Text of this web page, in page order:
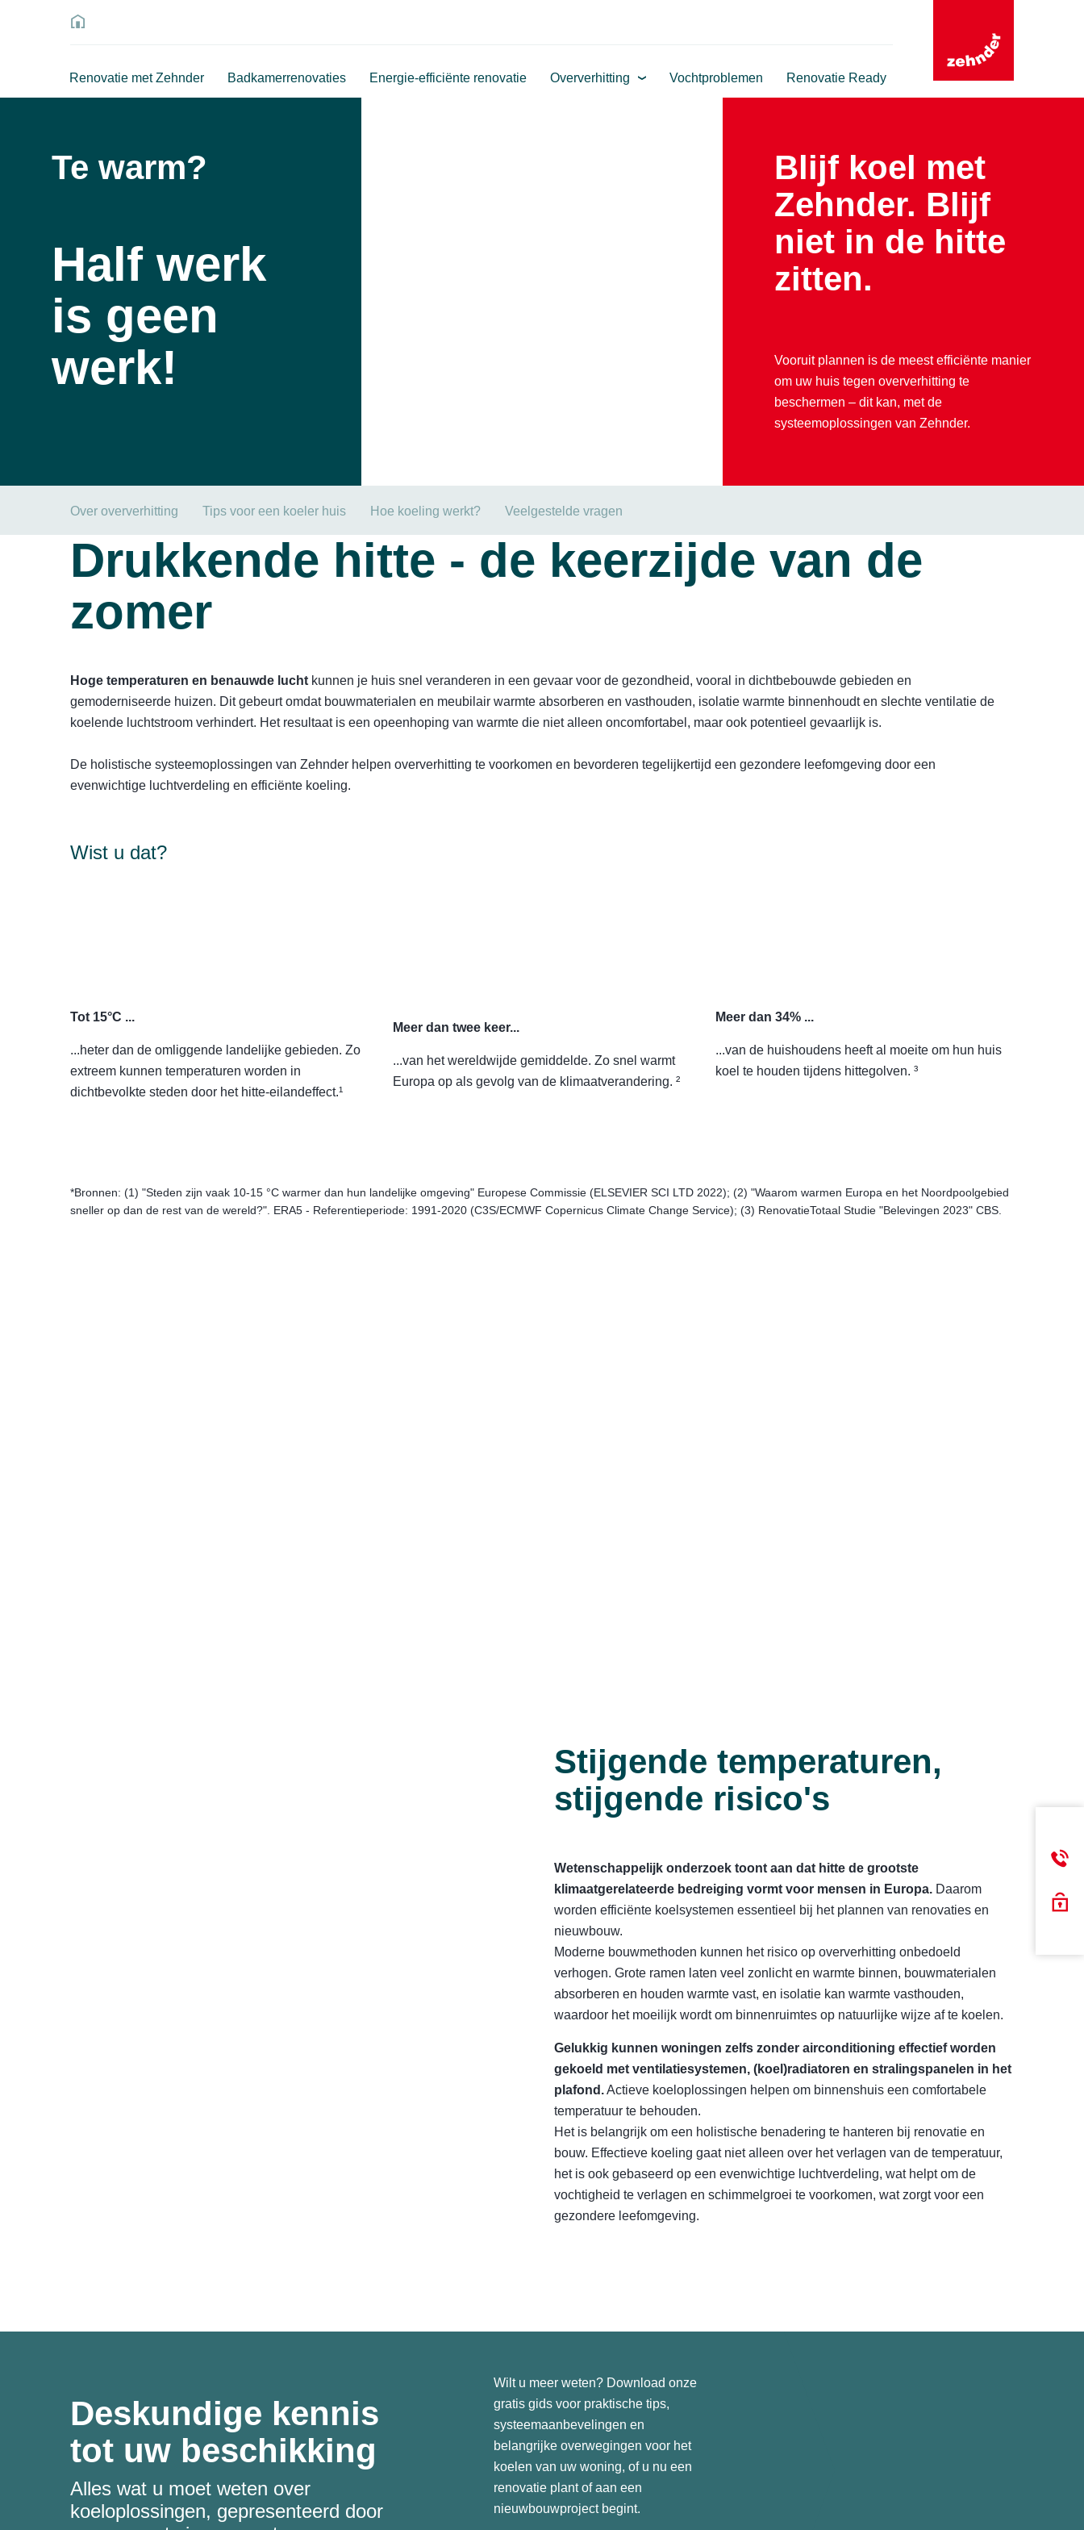
Renovatie met Zehnder Badkamerrenovaties Energie-efficiënte renovatie Oververhitting Vochtproblemen Renovatie Ready
Te warm?
Half werk
is geen
werk!
Blijf koel met
Zehnder. Blijf
niet in de hitte
zitten.
Vooruit plannen is de meest efficiënte manier
om uw huis tegen oververhitting te
beschermen – dit kan, met de
systeemoplossingen van Zehnder.
Over oververhitting Tips voor een koeler huis Hoe koeling werkt? Veelgestelde vragen
Drukkende hitte - de keerzijde van de
zomer
Hoge temperaturen en benauwde lucht kunnen je huis snel veranderen in een gevaar voor de gezondheid, vooral in dichtbebouwde gebieden en
gemoderniseerde huizen. Dit gebeurt omdat bouwmaterialen en meubilair warmte absorberen en vasthouden, isolatie warmte binnenhoudt en slechte ventilatie de
koelende luchtstroom verhindert. Het resultaat is een opeenhoping van warmte die niet alleen oncomfortabel, maar ook potentieel gevaarlijk is.
De holistische systeemoplossingen van Zehnder helpen oververhitting te voorkomen en bevorderen tegelijkertijd een gezondere leefomgeving door een
evenwichtige luchtverdeling en efficiënte koeling.
Wist u dat?
Tot 15°C ...
...heter dan de omliggende landelijke gebieden. Zo
extreem kunnen temperaturen worden in
dichtbevolkte steden door het hitte-eilandeffect.¹
Meer dan twee keer...
...van het wereldwijde gemiddelde. Zo snel warmt
Europa op als gevolg van de klimaatverandering. ²
Meer dan 34% ...
...van de huishoudens heeft al moeite om hun huis
koel te houden tijdens hittegolven. ³
*Bronnen: (1) "Steden zijn vaak 10-15 °C warmer dan hun landelijke omgeving" Europese Commissie (ELSEVIER SCI LTD 2022); (2) "Waarom warmen Europa en het Noordpoolgebied
sneller op dan de rest van de wereld?". ERA5 - Referentieperiode: 1991-2020 (C3S/ECMWF Copernicus Climate Change Service); (3) RenovatieTotaal Studie "Belevingen 2023" CBS.
Stijgende temperaturen,
stijgende risico's
Wetenschappelijk onderzoek toont aan dat hitte de grootste
klimaatgerelateerde bedreiging vormt voor mensen in Europa. Daarom
worden efficiënte koelsystemen essentieel bij het plannen van renovaties en
nieuwbouw.
Moderne bouwmethoden kunnen het risico op oververhitting onbedoeld
verhogen. Grote ramen laten veel zonlicht en warmte binnen, bouwmaterialen
absorberen en houden warmte vast, en isolatie kan warmte vasthouden,
waardoor het moeilijk wordt om binnenruimtes op natuurlijke wijze af te koelen.
Gelukkig kunnen woningen zelfs zonder airconditioning effectief worden
gekoeld met ventilatiesystemen, (koel)radiatoren en stralingspanelen in het
plafond.Actieve koeloplossingen helpen om binnenshuis een comfortabele
temperatuur te behouden.
Het is belangrijk om een holistische benadering te hanteren bij renovatie en
bouw. Effectieve koeling gaat niet alleen over het verlagen van de temperatuur,
het is ook gebaseerd op een evenwichtige luchtverdeling, wat helpt om de
vochtigheid te verlagen en schimmelgroei te voorkomen, wat zorgt voor een
gezondere leefomgeving.
Deskundige kennis
tot uw beschikking
Alles wat u moet weten over
koeloplossingen, gepresenteerd door
Wilt u meer weten? Download onze
gratis gids voor praktische tips,
systeemaanbevelingen en
belangrijke overwegingen voor het
koelen van uw woning, of u nu een
renovatie plant of aan een
nieuwbouwproject begint.